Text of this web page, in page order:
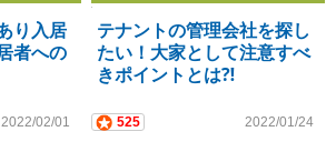
り入居
者への
2022/02/01
テナントの管理会社を探し
たい！大家として注意すべ
きポイントとは⁈
525 2022/01/24